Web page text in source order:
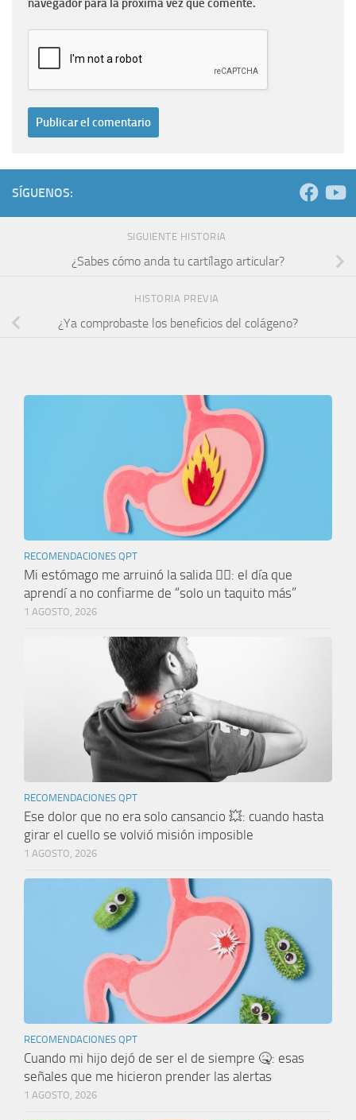
navegador para la próxima vez que comente.
SÍGUENOS:
SIGUIENTE HISTORIA
¿Sabes cómo anda tu cartílago articular?
HISTORIA PREVIA
¿Ya comprobaste los beneficios del colágeno?
RECOMENDACIONES QPT
Mi estómago me arruinó la salida 🤦‍♀️: el día que
aprendí a no confiarme de “solo un taquito más”
1 AGOSTO, 2026
RECOMENDACIONES QPT
Ese dolor que no era solo cansancio 💥: cuando hasta
girar el cuello se volvió misión imposible
1 AGOSTO, 2026
RECOMENDACIONES QPT
Cuando mi hijo dejó de ser el de siempre 🤒: esas
señales que me hicieron prender las alertas
1 AGOSTO, 2026